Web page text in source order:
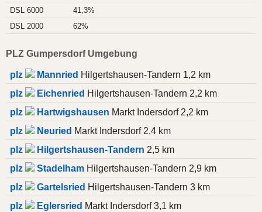
DSL 6000
41,3%
DSL 2000
62%
PLZ Gumpersdorf Umgebung
plz Mannried Hilgertshausen-Tandern 1,2 km
plz
Eichenried Hilgertshausen-Tandern 2,2 km
plz
Hartwigshausen Markt Indersdorf 2,2 km
plz
Neuried Markt Indersdorf 2,4 km
plz
Hilgertshausen-Tandern 2,5 km
plz
Stadelham Hilgertshausen-Tandern 2,9 km
plz
Gartelsried Hilgertshausen-Tandern 3 km
plz
Eglersried Markt Indersdorf 3,1 km